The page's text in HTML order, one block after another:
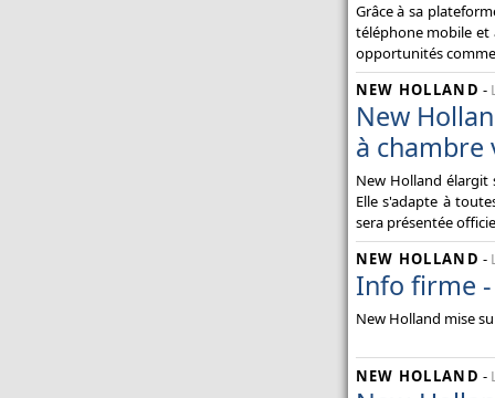
Grâce à sa
téléphone mobile et
opportunités
NEW HOLLAND -
New
à chambre
New Holland élargit
Elle s'adapte à
sera présentée
NEW HOLLAND -
Info firme
New Holland mise
NEW HOLLAND -